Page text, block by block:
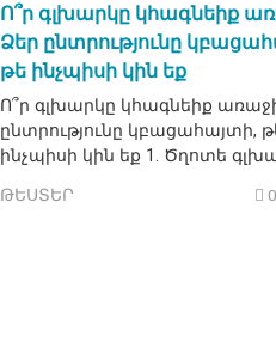
Ո՞ր գլխարկը կհագնեիք
Ձեր ընտրությունը
թե ինչպիսի կին եք
Ո՞ր գլխարկը կհագնեիք
ընտրությունը կբացահայտի,
ինչպիսի կին եք 1. Ծղոտե
ԹԵՍՏԵՐ 0